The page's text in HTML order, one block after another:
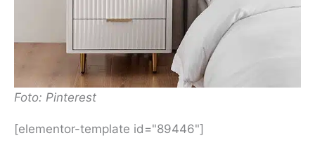
Foto: Pinterest
[elementor-template id="89446"]